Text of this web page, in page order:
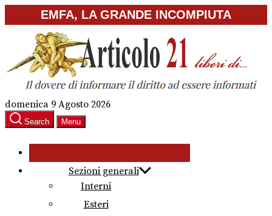
to
content
EMFA, LA GRANDE INCOMPIUTA
domenica 9 Agosto 2026
Search Menu
Sezioni generali
Interni
Esteri